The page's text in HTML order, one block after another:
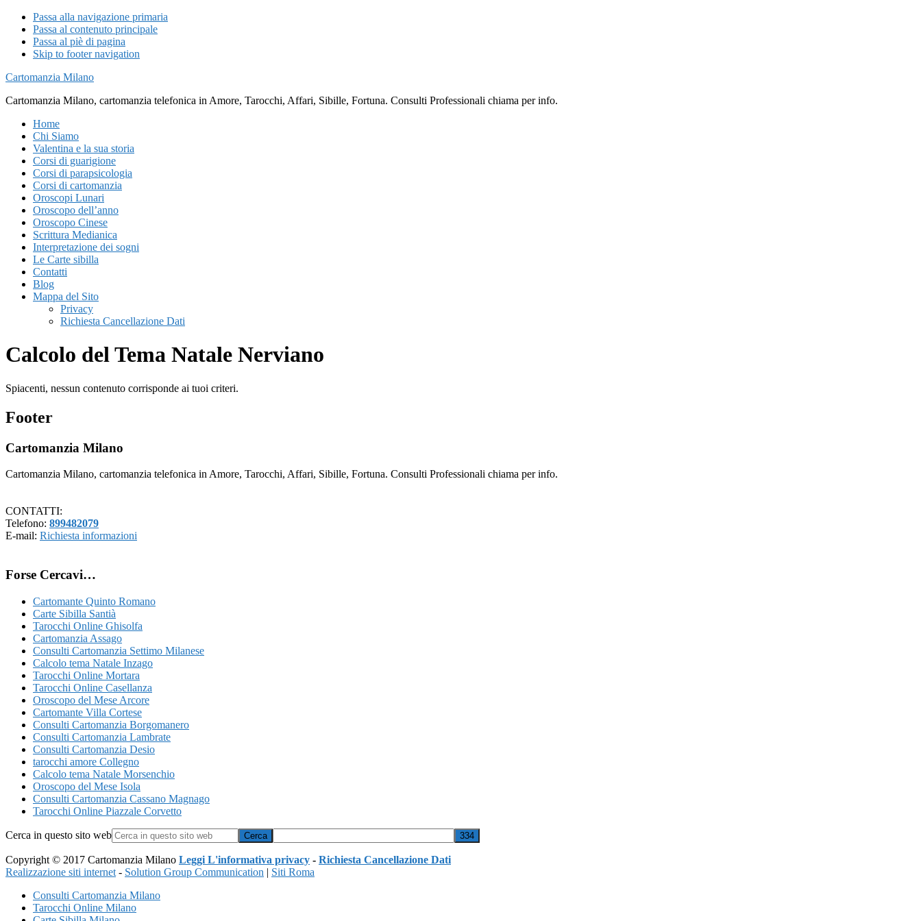
Passa alla navigazione primaria
Passa al contenuto principale
Passa al piè di pagina
Skip to footer navigation
Cartomanzia Milano
Cartomanzia Milano, cartomanzia telefonica in Amore, Tarocchi, Affari, Sibille, Fortuna. Consulti Professionali chiama per info.
Home
Chi Siamo
Valentina e la sua storia
Corsi di guarigione
Corsi di parapsicologia
Corsi di cartomanzia
Oroscopi Lunari
Oroscopo dell’anno
Oroscopo Cinese
Scrittura Medianica
Interpretazione dei sogni
Le Carte sibilla
Contatti
Blog
Mappa del Sito
Privacy
Richiesta Cancellazione Dati
Calcolo del Tema Natale Nerviano
Spiacenti, nessun contenuto corrisponde ai tuoi criteri.
Footer
Cartomanzia Milano
Cartomanzia Milano, cartomanzia telefonica in Amore, Tarocchi, Affari, Sibille, Fortuna. Consulti Professionali chiama per info.
CONTATTI:
Telefono: 899482079
E-mail: Richiesta informazioni
Forse Cercavi…
Cartomante Quinto Romano
Carte Sibilla Santià
Tarocchi Online Ghisolfa
Cartomanzia Assago
Consulti Cartomanzia Settimo Milanese
Calcolo tema Natale Inzago
Tarocchi Online Mortara
Tarocchi Online Casellanza
Oroscopo del Mese Arcore
Cartomante Villa Cortese
Consulti Cartomanzia Borgomanero
Consulti Cartomanzia Lambrate
Consulti Cartomanzia Desio
tarocchi amore Collegno
Calcolo tema Natale Morsenchio
Oroscopo del Mese Isola
Consulti Cartomanzia Cassano Magnago
Tarocchi Online ​Piazzale ​Corvetto
Cerca in questo sito web
Copyright © 2017 Cartomanzia Milano Leggi L'informativa privacy - Richiesta Cancellazione Dati
Realizzazione siti internet - Solution Group Communication | Siti Roma
Consulti Cartomanzia Milano
Tarocchi Online Milano